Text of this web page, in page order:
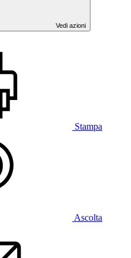
Vedi azioni
Stampa
Ascolta